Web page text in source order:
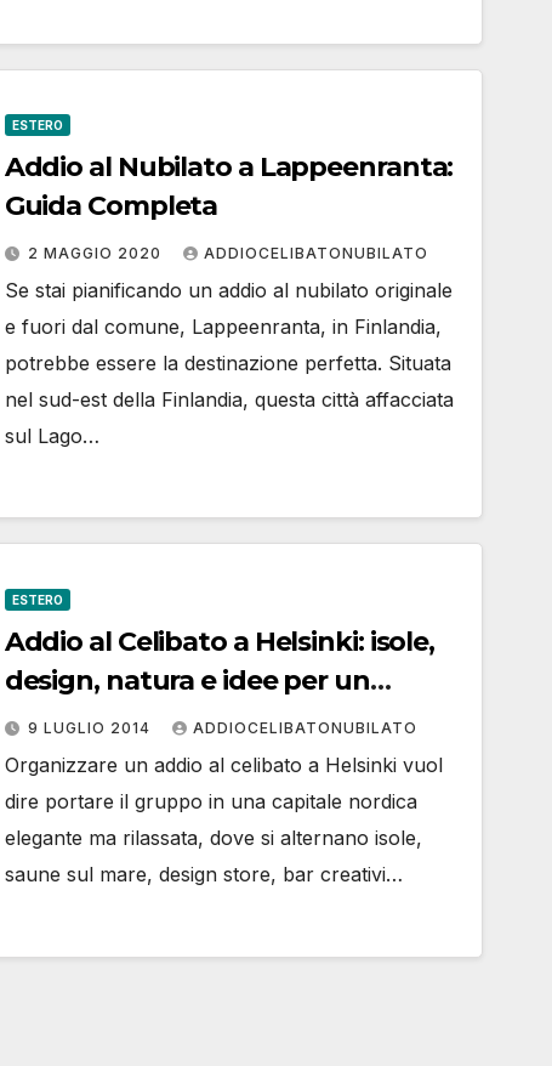
ESTERO
Addio al Nubilato a Lappeenranta:
Guida Completa
2 MAGGIO 2020 ADDIOCELIBATONUBILATO
Se stai pianificando un addio al nubilato originale
e fuori dal comune, Lappeenranta, in Finlandia,
potrebbe essere la destinazione perfetta. Situata
nel sud-est della Finlandia, questa città affacciata
sul Lago…
ESTERO
Addio al Celibato a Helsinki: isole,
design, natura e idee per un
weekend memorabile
9 LUGLIO 2014 ADDIOCELIBATONUBILATO
Organizzare un addio al celibato a Helsinki vuol
dire portare il gruppo in una capitale nordica
elegante ma rilassata, dove si alternano isole,
saune sul mare, design store, bar creativi…